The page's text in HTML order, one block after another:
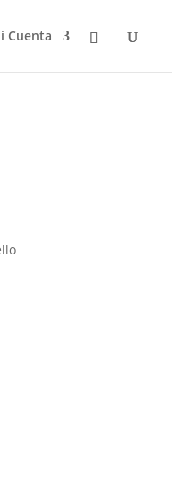
Cuenta